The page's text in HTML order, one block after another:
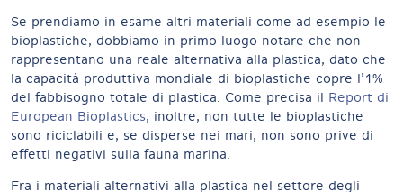
Se prendiamo in esame altri materiali come ad esempio le
bioplastiche, dobbiamo in primo luogo notare che non
rappresentano una reale alternativa alla plastica, dato che
la capacità produttiva mondiale di bioplastiche copre l’1%
del fabbisogno totale di plastica. Come precisa il Report di
European Bioplastics, inoltre, non tutte le bioplastiche
sono riciclabili e, se disperse nei mari, non sono prive di
effetti negativi sulla fauna marina.
Fra i materiali alternativi alla plastica nel settore degli